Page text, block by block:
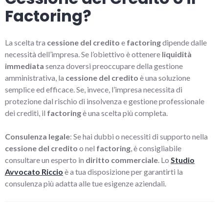
Factoring?
La scelta tra cessione del credito e factoringdipende dalle
necessità dell’impresa. Se l’obiettivo è ottenere liquidità
immediata senza doversi preoccupare della gestione
amministrativa, la cessione del credito è una soluzione
semplice ed efficace. Se, invece, l’impresa necessita di
protezione dal rischio di insolvenza e gestione professionale
dei crediti, il factoringè una scelta più completa.
Consulenza legale: Se hai dubbi o necessiti di supporto nella
cessione del credito o nel factoring, è consigliabile
consultare un esperto in diritto commerciale. Lo Studio
Avvocato Riccio è a tua disposizione per garantirti la
consulenza più adatta alle tue esigenze aziendali.